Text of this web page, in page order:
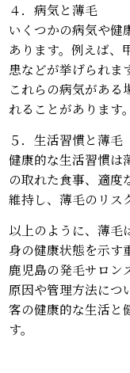
４．病気と薄毛
いくつかの病気や健
あります。例えば、
患などが挙げられま
これらの病気がある
れることがあります。
５．生活習慣と薄毛
健康的な生活習慣は
の取れた食事、適度
維持し、薄毛のリス
以上のように、薄毛
身の健康状態を示す
鹿児島の発毛サロン
原因や管理方法につ
客の健康的な生活と
す。